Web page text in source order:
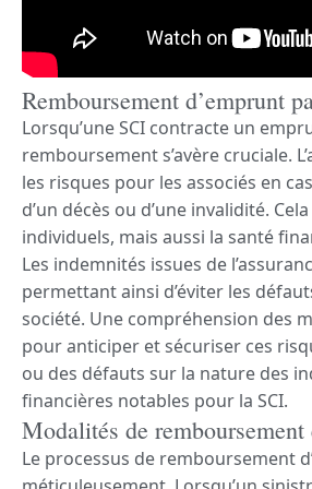
Remboursement d’emprunt
Lorsqu’une SCI contracte un
remboursement s’avère cruciale.
les risques pour les associés en
d’un décès ou d’une invalidité.
individuels, mais aussi la santé
Les indemnités issues de
permettant ainsi d’éviter les
société. Une compréhension des
pour anticiper et sécuriser ces
ou des défauts sur la nature des
financières notables pour la SCI.
Modalités de
Le processus de remboursement